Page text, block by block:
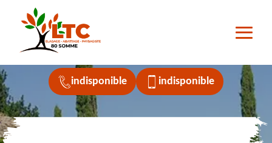
indisponible indisponible